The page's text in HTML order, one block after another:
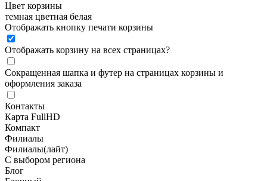
Цвет корзины
темная цветная белая
Отображать кнопку печати корзины
Отображать корзину на всех страницах?
Сокращенная шапка и футер на страницах корзины и
оформления заказа
Контакты
Карта FullHD
Компакт
Филиалы
Филиалы(лайт)
С выбором региона
Блог